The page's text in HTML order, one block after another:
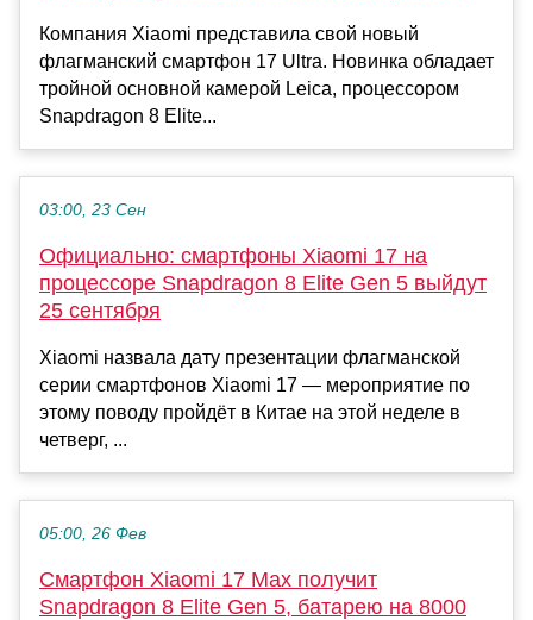
Компания Xiaomi представила свой новый
флагманский смартфон 17 Ultra. Новинка обладает
тройной основной камерой Leica, процессором
Snapdragon 8 Elite...
03:00, 23 Сен
Официально: смартфоны Xiaomi 17 на
процессоре Snapdragon 8 Elite Gen 5 выйдут
25 сентября
Xiaomi назвала дату презентации флагманской
серии смартфонов Xiaomi 17 — мероприятие по
этому поводу пройдёт в Китае на этой неделе в
четверг, ...
05:00, 26 Фев
Смартфон Xiaomi 17 Max получит
Snapdragon 8 Elite Gen 5, батарею на 8000